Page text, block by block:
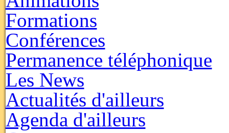
Formations
Conférences
Permanence téléphonique
Les News
Actualités d'ailleurs
Agenda d'ailleurs